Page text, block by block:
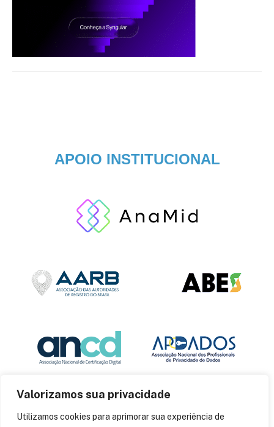
Valorizamos sua privacidade
Utilizamos cookies para aprimorar sua experiência de
APOIO INSTITUCIONAL